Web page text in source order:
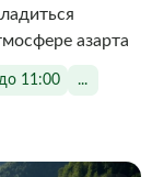
азарта
11:00 ...